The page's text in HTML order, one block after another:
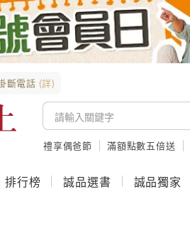
斷電話 (詳)
禮享偶爸節 滿額點數五倍送
排行榜 誠品選書 誠品獨家